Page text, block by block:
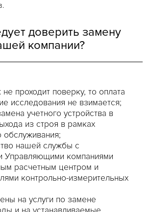
доверить замену
компании?
не проходит поверку, то оплата
исследования не взимается;
учетного устройства в
из строя в рамках
обслуживания;
нашей службы с
Управляющими компаниями
расчетным центром и
контрольно-измерительных
на услуги по замене